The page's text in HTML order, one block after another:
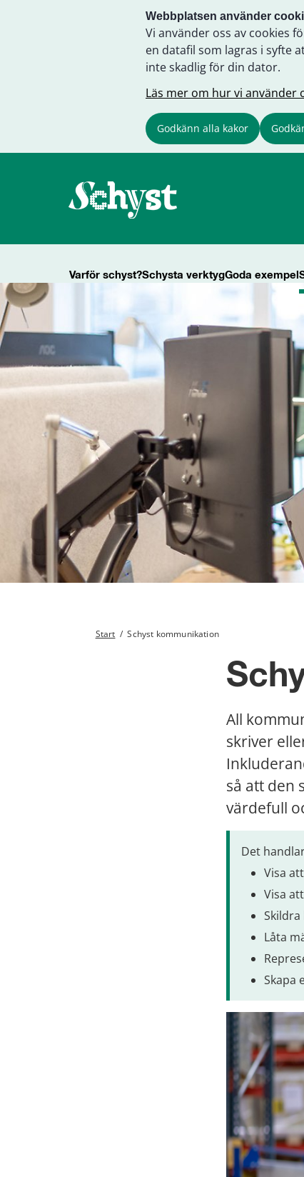
Webbplatsen använder
Vi använder oss av cookies
en datafil som lagras i syfte
inte skadlig för din dator.
Läs mer om hur vi använder
Godkänn alla kakor
Varför schyst?Schysta verktygGoda exempel
Start / Schyst kommunikation
All
skriver
så att den
värdefull
Det
Visa
Visa
Låta
Skapa